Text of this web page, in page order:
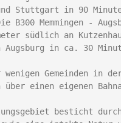
Stuttgart in 90
B300 Memmingen -
südlich an
Augsburg in ca. 30
Gemeinden in
über einen eigenen
besticht